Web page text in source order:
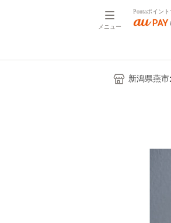
メニュー
Pontaポイン
新潟県燕市